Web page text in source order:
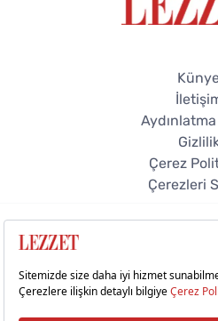
Çerez
Çerezleri